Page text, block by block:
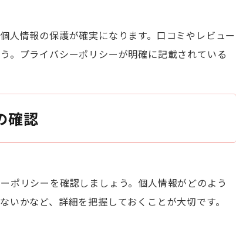
人情報の保護が確実になります。口コミやレビュー
。プライバシーポリシーが明確に記載されている
確認
ポリシーを確認しましょう。個人情報がどのよう
かなど、詳細を把握しておくことが大切です。